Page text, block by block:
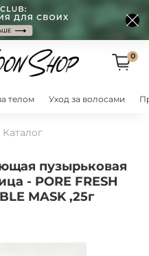
0
телом Уход за волосами
Каталог
пузырьковая
- PORE FRESH
MASK ,25г